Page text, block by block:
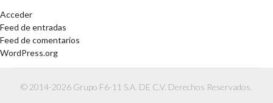
Acceder
Feed de entradas
Feed de comentarios
WordPress.org
© 2014-2026 Grupo F6-11 S.A. DE C.V. Derechos Reservados.